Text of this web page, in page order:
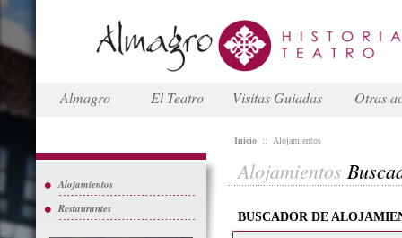
Almagro El Teatro Visitas Guiadas Otras
Alojamientos
Restaurantes
Inicio :: Alojamientos
Alojamientos
BUSCADOR DE